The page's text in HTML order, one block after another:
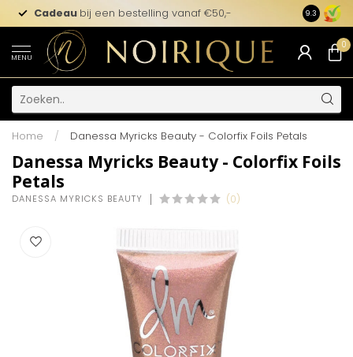
Cadeau bij een bestelling vanaf €50,- 9.3
MENU
0
Home / Danessa Myricks Beauty - Colorfix Foils Petals
Danessa Myricks Beauty - Colorfix Foils
Petals
DANESSA MYRICKS BEAUTY (0)